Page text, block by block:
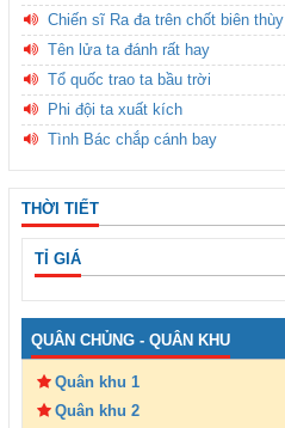
Chiến sĩ Ra đa trên chốt biên thùy
Tên lửa ta đánh rất hay
Tổ quốc trao ta bầu trời
Phi đội ta xuất kích
Tình Bác chắp cánh bay
THỜI TIẾT
TỈ GIÁ
QUÂN CHỦNG - QUÂN KHU
Quân khu 1
Quân khu 2